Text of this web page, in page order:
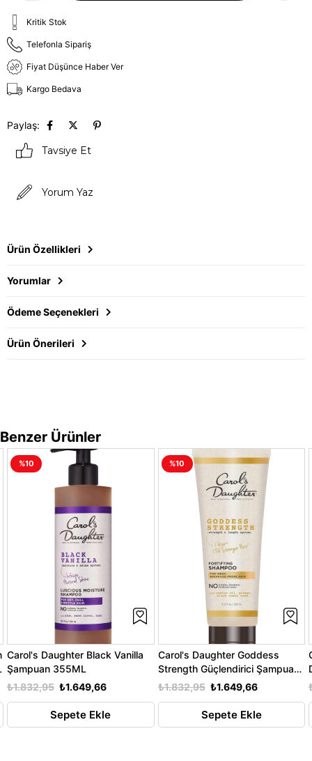
Kritik Stok
Telefonla Sipariş
Fiyat Düşünce Haber Ver
Kargo Bedava
Paylaş:
Tavsiye Et
Yorum Yaz
Ürün Özellikleri
Yorumlar
Ödeme Seçenekleri
Ürün Önerileri
Benzer Ürünler
Carol's Daughter Black Vanilla
Şampuan 355ML
₺1.649,66
₺1.832,95
Sepete Ekle
%10
Carol's Daughter Goddess
Strength Güçlendirici Şampuan
325ML
₺1.649,66
₺1.832,95
Sepete Ekle
%10